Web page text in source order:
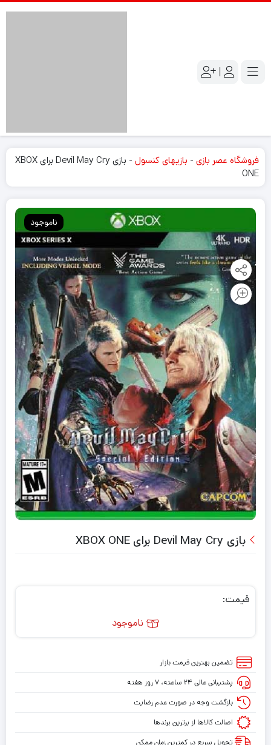
|
فروشگاه عصر بازی - بازیهای کنسول -
بازی Devil May Cry برای XBOX
ONE
ناموجود
بازی Devil May Cry برای XBOX ONE
قیمت:
ناموجود
تضمین بهترین قیمت بازار
پشتیبانی عالی ۲۴ ساعته، ۷ روز هفته
بازگشت وجه در صورت عدم رضایت
اصالت کالاها از برترین برندها
تحویل سریع در کمترین زمان ممکن